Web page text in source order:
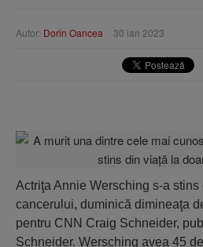
Autor: Dorin Oancea 30 ian 2023
Actriţa Annie Wersching s-a
cancerului, duminică dimineaţa
pentru CNN Craig Schneider,
Schneider. Wersching avea 45